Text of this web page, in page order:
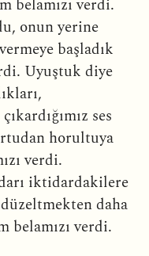
belamızı verdi.
onun yerine
başladık
Uyuştuk diye
ses
horultuya
verdi.
iktidardakilere
daha
verdi.